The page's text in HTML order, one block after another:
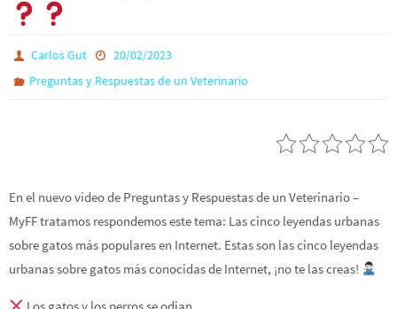
Carlos Gut
20/02/2023
Preguntas y Respuestas de un Veterinario
En el nuevo vídeo de Preguntas y Respuestas de un Veterinario –
MyFF tratamos respondemos este tema: Las cinco leyendas urbanas
sobre gatos más populares en Internet. Estas son las cinco leyendas
urbanas sobre gatos más conocidas de Internet, ¡no te las creas!